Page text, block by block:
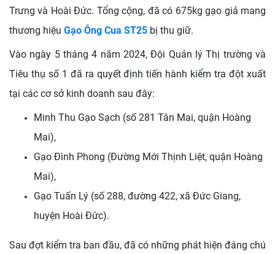
Trưng và Hoài Đức. Tổng cộng, đã có 675kg gạo giả mang
thương hiệu Gạo Ông Cua ST25 bị thu giữ.
Vào ngày 5 tháng 4 năm 2024, Đội Quản lý Thị trường và
Tiêu thụ số 1 đã ra quyết định tiến hành kiểm tra đột xuất
tại các cơ sở kinh doanh sau đây:
Minh Thu Gạo Sạch (số 281 Tân Mai, quận Hoàng
Mai),
Gạo Đình Phong (Đường Mới Thịnh Liệt, quận Hoàng
Mai),
Gạo Tuấn Lý (số 288, đường 422, xã Đức Giang,
huyện Hoài Đức).
Sau đợt kiểm tra ban đầu, đã có những phát hiện đáng chú